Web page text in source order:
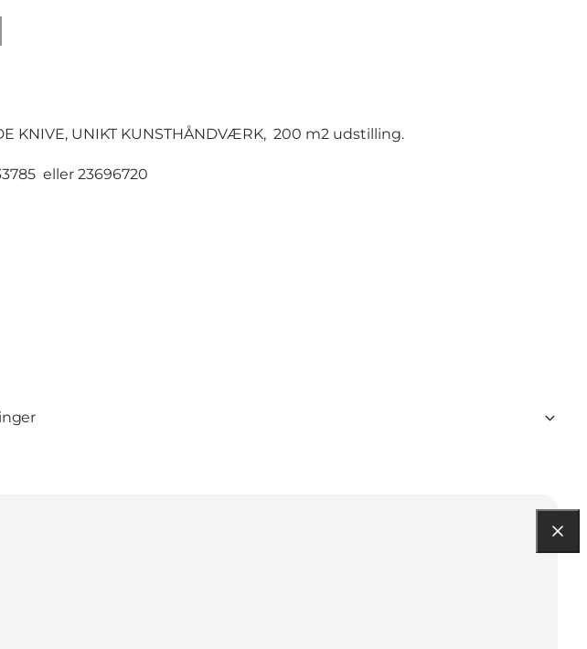
KNIVE, UNIKT KUNSTHÅNDVÆRK, 200 m2 udstilling.
eller 23696720